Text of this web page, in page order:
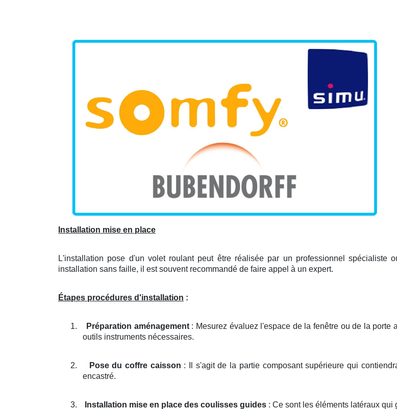
Installation mise en place
L'installation pose d'un volet roulant peut être réalisée par un professionnel spécialiste
installation sans faille, il est souvent recommandé de faire appel à un expert.
Étapes procédures d'installation :
1. Préparation aménagement: Mesurez évaluez l'espace de la fenêtre ou de la porte
outils instruments nécessaires.
2. Pose du coffre caisson : Il s'agit de la partie composant supérieure qui
encastré.
3. Installation mise en place des coulisses guides : Ce sont les éléments latéraux